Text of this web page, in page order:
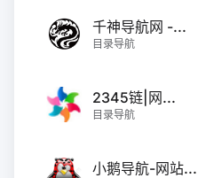
千神导航网 -...
目录导航
2345链|网...
目录导航
小鹅导航-网站...